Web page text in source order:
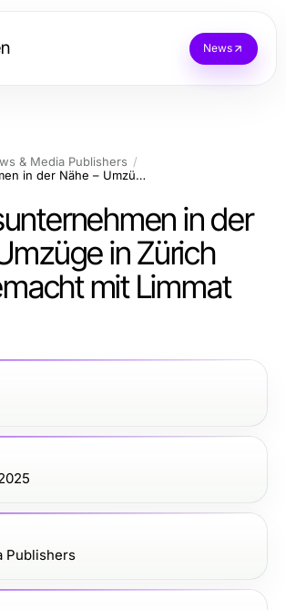
News
& Media Publishers
Umzugsunternehmen in der Nähe – Umzüge in Zürich leicht gemacht mit Limmat Zürich
in der
in Zürich
mit Limmat
Publishers